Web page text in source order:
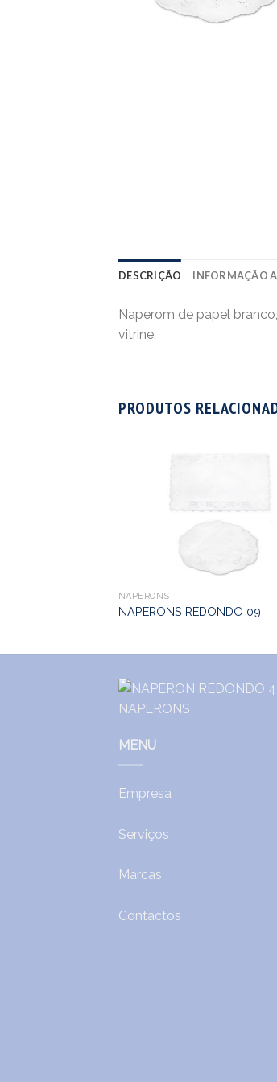
DESCRIÇÃO INFORMAÇÃO
Naperom de papel
vitrine.
PRODUTOS
NAPERONS
NAPERONS REDONDO 09
MENU
Empresa
Serviços
Marcas
Contactos